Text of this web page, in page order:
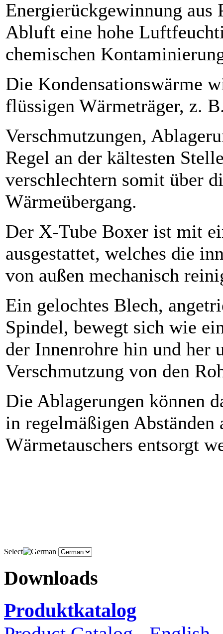
Energierückgewinnung aus
Abluft eine hohe
chemischen
Die Kondensationswärme
flüssigen Wärmeträger, z.
Verschmutzungen,
Regel an der kältesten
verschlechtern somit über
Wärmeübergang.
Der X-Tube Boxer ist mit
ausgestattet, welches die
von außen mechanisch
Ein gelochtes Blech,
Spindel, bewegt sich wie
der Innenrohre hin und her
Verschmutzung von den
Die Ablagerungen können
in regelmäßigen Abständen
Wärmetauschers entsorgt
Select
Downloads
Produktkatalog